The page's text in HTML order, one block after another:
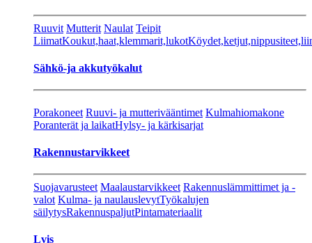
Ruuvit Mutterit Naulat Teipit
LiimatKoukut,haat,klemmarit,lukot
Sähkö-ja akkutyökalut
Porakoneet Ruuvi- ja mutterivääntimet Kulmahiomakone
Poranterät ja laikatHylsy- ja kärkisarjat
Rakennustarvikkeet
Suojavarusteet Maalaustarvikkeet Rakennuslämmittimet ja -
valot Kulma- ja naulauslevytTyökalujen
säilytysRakennuspaljutPintamateriaalit
Lvis